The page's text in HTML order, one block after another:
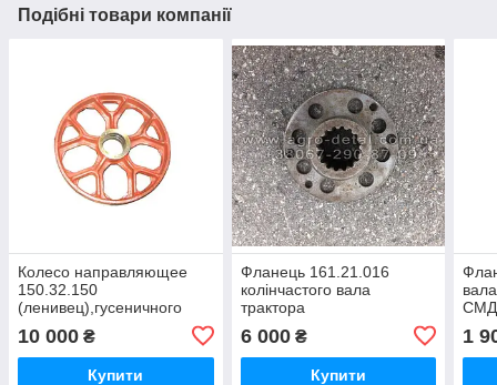
Подібні товари компанії
Колесо направляющее
150.32.150
(ленивец),гусеничного
Т-150г,Т-150-05-09-
25,ХТЗ-181
10 000 ₴
Купити
Фланець 161.21.016
колінчастого вала
трактора
ХТЗ-150К-12,ХТЗ-173,ХТЗ-16331
з двигуном КАМАЗ 740.02-
1802
6 000₴
Купити
СМД
1